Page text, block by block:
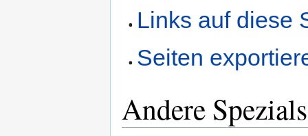
Links auf diese
Seiten
Andere